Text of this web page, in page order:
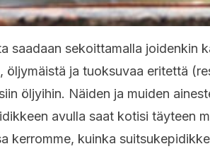
saadaan sekoittamalla joidenkin
öljymäistä ja tuoksuvaa eritettä
öljyihin. Näiden ja muiden
avulla saat kotisi täyteen
kerromme, kuinka